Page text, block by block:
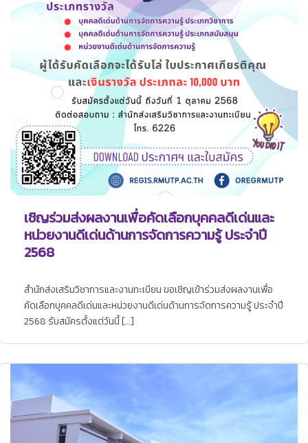
เชิญร่วมส่งผลงานเพื่อคัดเลือกบุคคลดีเด่นและ
หน่วยงานดีเด่นด้านการจัดการความรู้ ประจำปี
2568
สำนักส่งเสริมวิชาการและงานทะเบียน ขอเชิญเข้าร่วมส่งผลงานเพื่อ
คัดเลือกบุคคลดีเด่นและหน่วยงานดีเด่นด้านการจัดการความรู้ ประจำปี
2568 รับสมัครตั้งแต่วันนี้ […]